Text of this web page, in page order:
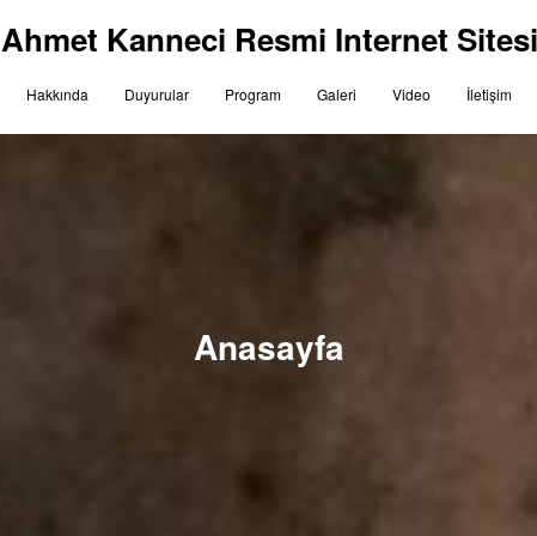
Ahmet Kanneci Resmi Internet Sitesi
Hakkında Duyurular Program Galeri Video İletişim
Anasayfa